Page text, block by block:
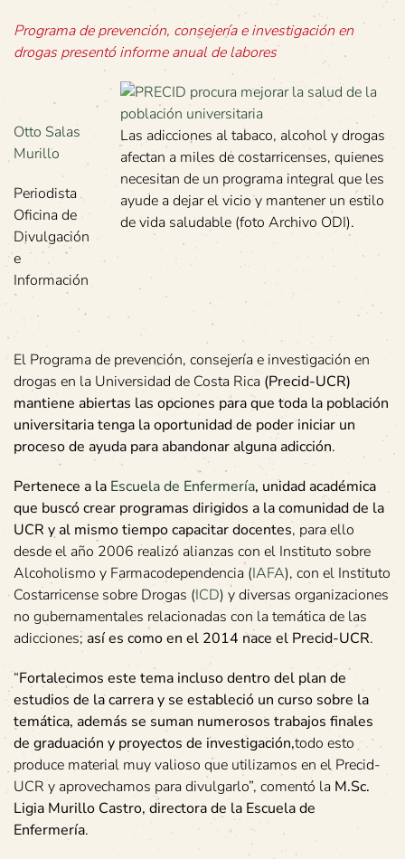
Programa de prevención, consejería e investigación en
drogas presentó informe anual de labores
Las adicciones al tabaco, alcohol y drogas
afectan a miles de costarricenses, quienes
necesitan de un programa integral que les
ayude a dejar el vicio y mantener un estilo
de vida saludable (foto Archivo ODI).
Otto Salas
Murillo
Periodista
Oficina de
Divulgación
e
Información
El Programa de prevención, consejería e investigación en
drogas en la Universidad de Costa Rica (Precid-UCR)
mantiene abiertas las opciones para que toda la población
universitaria tenga la oportunidad de poder iniciar un
proceso de ayuda para abandonar alguna adicción.
Pertenece a la Escuela de Enfermería, unidad académica
que buscó crear programas dirigidos a la comunidad de la
UCR y al mismo tiempo capacitar docentes, para ello
desde el año 2006 realizó alianzas con el Instituto sobre
Alcoholismo y Farmacodependencia (IAFA), con el Instituto
Costarricense sobre Drogas (ICD) y diversas organizaciones
no gubernamentales relacionadas con la temática de las
adicciones; así es como en el 2014 nace el Precid-UCR.
“Fortalecimos este tema incluso dentro del plan de
estudios de la carrera y se estableció un curso sobre la
temática, además se suman numerosos trabajos finales
de graduación y proyectos de investigación,todo esto
produce material muy valioso que utilizamos en el Precid-
UCR y aprovechamos para divulgarlo”, comentó la M.Sc.
Ligia Murillo Castro, directora de la Escuela de
Enfermería.